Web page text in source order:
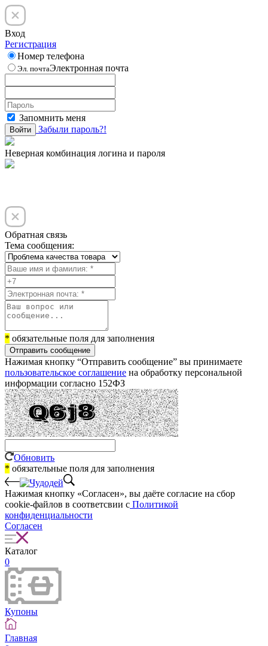
Вход
Регистрация
Номер телефона
Эл. почтаЭлектронная почта
Запомнить меня
Войти Забыли пароль?!
Неверная комбинация логина и пароля
Обратная связь
Тема сообщения:
* обязательные поля для заполнения
Отправить сообщение
Нажимая кнопку “Отправить сообщение” вы принимаете
пользовательское соглашение на обработку персональной
информации согласно 152ФЗ
Обновить
* обязательные поля для заполнения
Нажимая кнопку «Согласен», вы даёте cогласие на сбор
cookie-файлов в соответсвии с Политикой
конфиденциальности
Согласен
Каталог
0
Купоны
Главная